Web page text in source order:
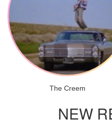
The Creem
NEW